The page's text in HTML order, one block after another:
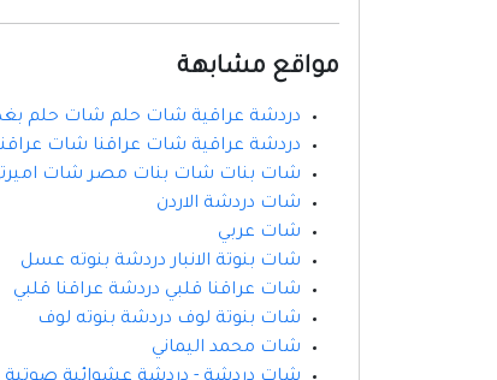
مواقع مشابهة
دردشة عراقية شات حلم شات حلم
دردشة عراقية شات عراقنا شات
شات بنات شات بنات مصر شات
شات دردشة الاردن
شات عربي
شات بنوتة الانبار دردشة بنوته عسل
شات عراقنا قلبي دردشة عراقنا قلبي
شات بنوتة لوف دردشة بنوته لوف
شات محمد اليماني